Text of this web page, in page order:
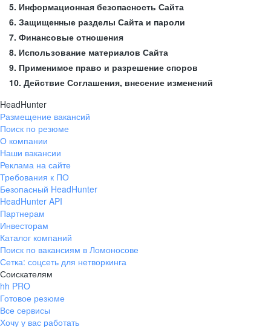
5. Информационная безопасность Сайта
6. Защищенные разделы Сайта и пароли
7. Финансовые отношения
8. Использование материалов Сайта
9. Применимое право и разрешение споров
10. Действие Соглашения, внесение изменений
HeadHunter
Размещение вакансий
Поиск по резюме
О компании
Наши вакансии
Реклама на сайте
Требования к ПО
Безопасный HeadHunter
HeadHunter API
Партнерам
Инвесторам
Каталог компаний
Поиск по вакансиям в Ломоносове
Сетка: соцсеть для нетворкинга
Соискателям
hh PRO
Готовое резюме
Все сервисы
Хочу у вас работать